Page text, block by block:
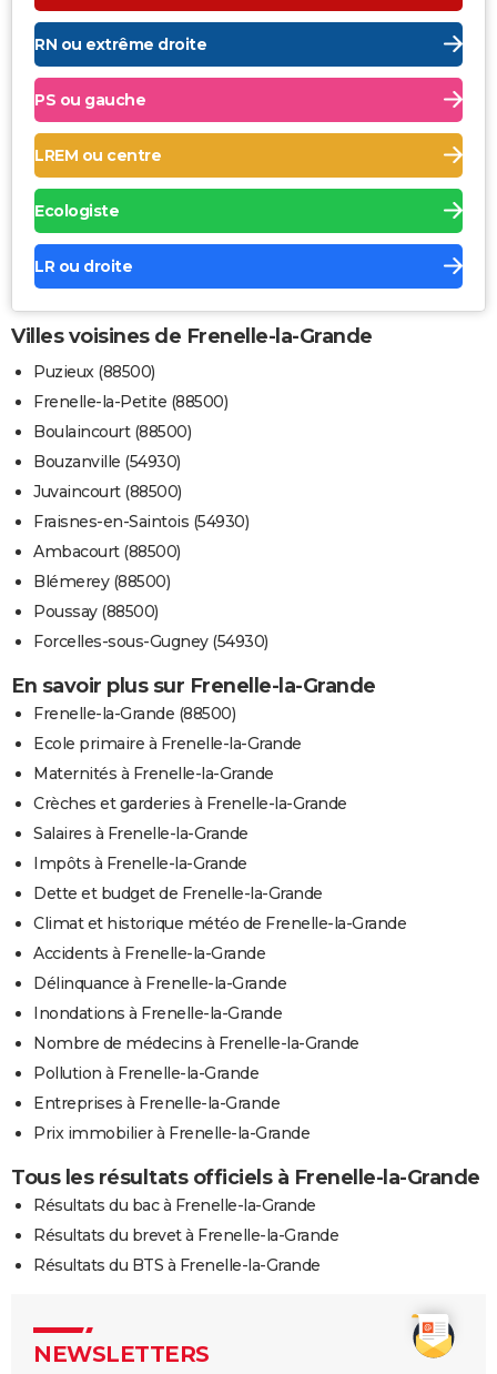
RN ou extrême droite
PS ou gauche
LREM ou centre
Ecologiste
LR ou droite
Villes voisines de Frenelle-la-Grande
Puzieux (88500)
Frenelle-la-Petite (88500)
Boulaincourt (88500)
Bouzanville (54930)
Juvaincourt (88500)
Fraisnes-en-Saintois (54930)
Ambacourt (88500)
Blémerey (88500)
Poussay (88500)
Forcelles-sous-Gugney (54930)
En savoir plus sur Frenelle-la-Grande
Frenelle-la-Grande (88500)
Ecole primaire à Frenelle-la-Grande
Maternités à Frenelle-la-Grande
Crèches et garderies à Frenelle-la-Grande
Salaires à Frenelle-la-Grande
Impôts à Frenelle-la-Grande
Dette et budget de Frenelle-la-Grande
Climat et historique météo de Frenelle-la-Grande
Accidents à Frenelle-la-Grande
Délinquance à Frenelle-la-Grande
Inondations à Frenelle-la-Grande
Nombre de médecins à Frenelle-la-Grande
Pollution à Frenelle-la-Grande
Entreprises à Frenelle-la-Grande
Prix immobilier à Frenelle-la-Grande
Tous les résultats officiels à Frenelle-la-Grande
Résultats du bac à Frenelle-la-Grande
Résultats du brevet à Frenelle-la-Grande
Résultats du BTS à Frenelle-la-Grande
NEWSLETTERS